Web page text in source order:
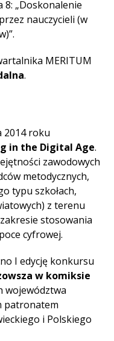
8: „Doskonalenie
nauczycieli (w
MERITUM
.
2014 roku
in the Digital Age.
zawodowych
metodycznych,
typu szkołach,
z terenu
stosowania
cyfrowej.
I edycję konkursu
w komiksie
województwa
patronatem
i Polskiego